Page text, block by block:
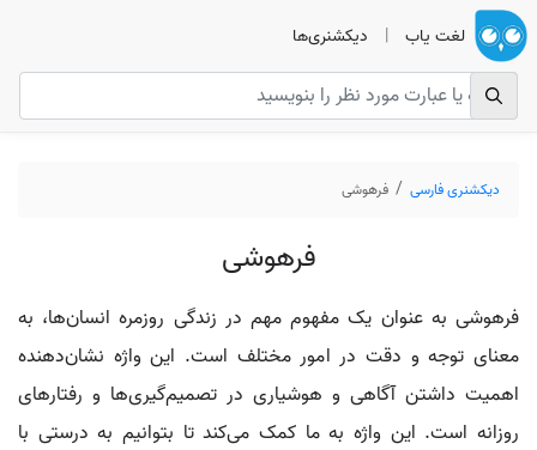
لغت یاب | دیکشنری‌ها
دیکشنری فارسی فرهوشی
فرهوشی
فرهوشی به عنوان یک مفهوم مهم در زندگی روزمره انسان‌ها، به
معنای توجه و دقت در امور مختلف است. این واژه نشان‌دهنده
اهمیت داشتن آگاهی و هوشیاری در تصمیم‌گیری‌ها و رفتارهای
روزانه است. این واژه به ما کمک می‌کند تا بتوانیم به درستی با